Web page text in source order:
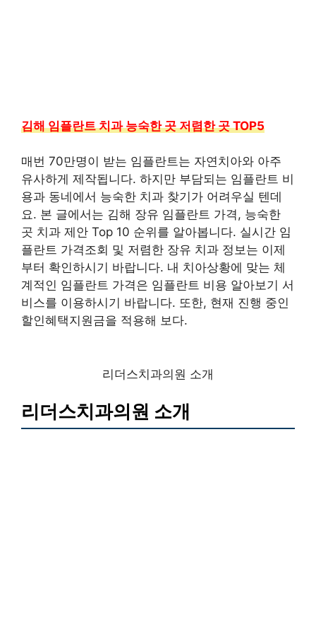
김해 임플란트 치과 능숙한 곳 저렴한 곳 TOP5
매번 70만명이 받는 임플란트는 자연치아와 아주
유사하게 제작됩니다. 하지만 부담되는 임플란트 비
용과 동네에서 능숙한 치과 찾기가 어려우실 텐데
요. 본 글에서는 김해 장유 임플란트 가격, 능숙한
곳 치과 제안 Top 10 순위를 알아봅니다. 실시간 임
플란트 가격조회 및 저렴한 장유 치과 정보는 이제
부터 확인하시기 바랍니다. 내 치아상황에 맞는 체
계적인 임플란트 가격은 임플란트 비용 알아보기 서
비스를 이용하시기 바랍니다. 또한, 현재 진행 중인
할인혜택지원금을 적용해 보다.
리더스치과의원 소개
리더스치과의원 소개